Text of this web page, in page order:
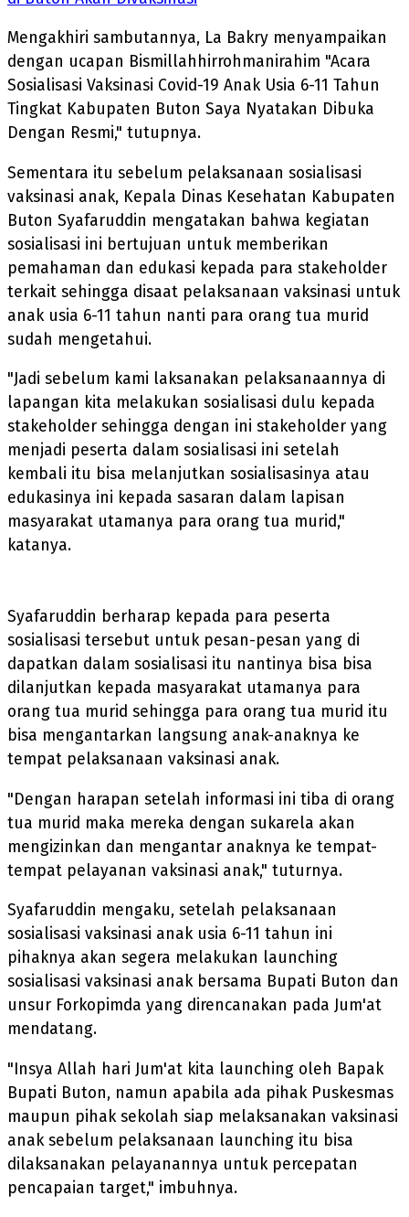
Mengakhiri sambutannya, La Bakry menyampaikan
dengan ucapan Bismillahhirrohmanirahim "Acara
Sosialisasi Vaksinasi Covid-19 Anak Usia 6-11 Tahun
Tingkat Kabupaten Buton Saya Nyatakan Dibuka
Dengan Resmi," tutupnya.
Sementara itu sebelum pelaksanaan sosialisasi
vaksinasi anak, Kepala Dinas Kesehatan Kabupaten
Buton Syafaruddin mengatakan bahwa kegiatan
sosialisasi ini bertujuan untuk memberikan
pemahaman dan edukasi kepada para stakeholder
terkait sehingga disaat pelaksanaan vaksinasi untuk
anak usia 6-11 tahun nanti para orang tua murid
sudah mengetahui.
"Jadi sebelum kami laksanakan pelaksanaannya di
lapangan kita melakukan sosialisasi dulu kepada
stakeholder sehingga dengan ini stakeholder yang
menjadi peserta dalam sosialisasi ini setelah
kembali itu bisa melanjutkan sosialisasinya atau
edukasinya ini kepada sasaran dalam lapisan
masyarakat utamanya para orang tua murid,"
katanya.
Syafaruddin berharap kepada para peserta
sosialisasi tersebut untuk pesan-pesan yang di
dapatkan dalam sosialisasi itu nantinya bisa bisa
dilanjutkan kepada masyarakat utamanya para
orang tua murid sehingga para orang tua murid itu
bisa mengantarkan langsung anak-anaknya ke
tempat pelaksanaan vaksinasi anak.
"Dengan harapan setelah informasi ini tiba di orang
tua murid maka mereka dengan sukarela akan
mengizinkan dan mengantar anaknya ke tempat-
tempat pelayanan vaksinasi anak," tuturnya.
Syafaruddin mengaku, setelah pelaksanaan
sosialisasi vaksinasi anak usia 6-11 tahun ini
pihaknya akan segera melakukan launching
sosialisasi vaksinasi anak bersama Bupati Buton dan
unsur Forkopimda yang direncanakan pada Jum'at
mendatang.
"Insya Allah hari Jum'at kita launching oleh Bapak
Bupati Buton, namun apabila ada pihak Puskesmas
maupun pihak sekolah siap melaksanakan vaksinasi
anak sebelum pelaksanaan launching itu bisa
dilaksanakan pelayanannya untuk percepatan
pencapaian target," imbuhnya.